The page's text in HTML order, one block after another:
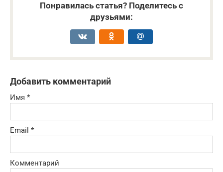
Понравилась статья? Поделитесь с
друзьями:
Добавить комментарий
Имя *
Email *
Комментарий